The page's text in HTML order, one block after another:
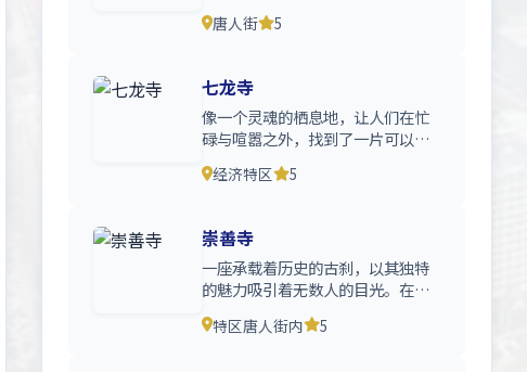
唐人街 5
七龙寺
像一个灵魂的栖息地，让人们在忙
碌与喧嚣之外，找到了一片可以安
经济特区 5
崇善寺
一座承载着历史的古刹，以其独特
的魅力吸引着无数人的目光。在这
特区唐人街内 5